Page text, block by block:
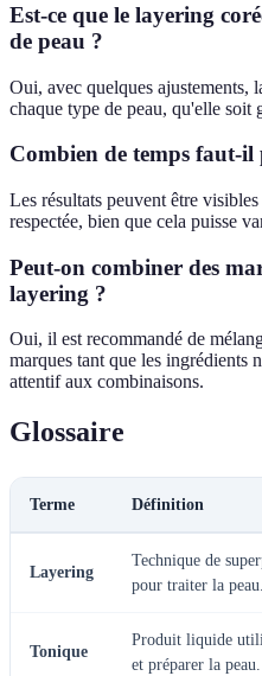
Est-ce que le layering
de peau ?
Oui, avec quelques ajustements,
chaque type de peau, qu'elle soit
Combien de temps faut-
Les résultats peuvent être
respectée, bien que cela puisse
Peut-on combiner des
layering ?
Oui, il est recommandé de
marques tant que les ingrédients
attentif aux combinaisons.
Glossaire
Terme Définition
Layering
Technique de
pour traiter la peau.
Tonique
Produit liquide
et préparer la peau.